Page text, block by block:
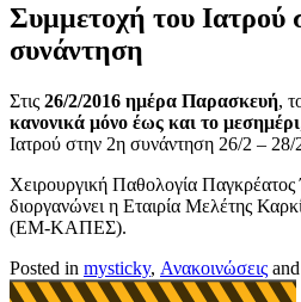
Συμμετοχή του Ιατρού
συνάντηση
Στις 26/2/2016 ημέρα Παρασκευή,
κανονικά μόνο έως και το μεσημέρι
Ιατρού στην 2η συνάντηση 26/2 –
Χειρουργική Παθολογία
διοργανώνει η Εταιρία Μελέτης
(ΕΜ-ΚΑΠΕΣ).
Posted in mysticky, Ανακοινώσεις